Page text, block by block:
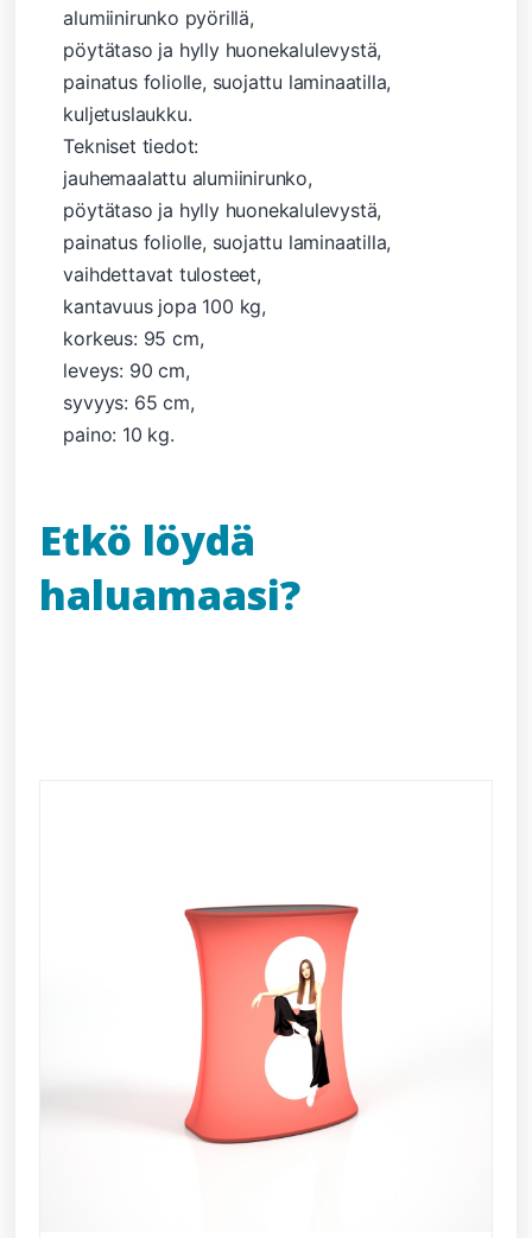
alumiinirunko pyörillä,
pöytätaso ja hylly huonekalulevystä,
painatus foliolle, suojattu laminaatilla,
kuljetuslaukku.
Tekniset tiedot:
jauhemaalattu alumiinirunko,
pöytätaso ja hylly huonekalulevystä,
painatus foliolle, suojattu laminaatilla,
vaihdettavat tulosteet,
kantavuus jopa 100 kg,
korkeus: 95 cm,
leveys: 90 cm,
syvyys: 65 cm,
paino: 10 kg.
Etkö löydä
haluamaasi?